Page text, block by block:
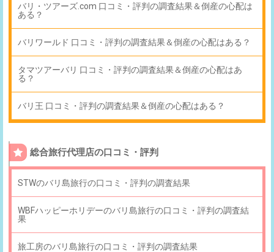
バリ・ツアーズ.com 口コミ・評判の調査結果＆倒産の心配は
ある？
バリワールド 口コミ・評判の調査結果＆倒産の心配はある？
タマツアーバリ 口コミ・評判の調査結果＆倒産の心配はあ
る？
バリ王 口コミ・評判の調査結果＆倒産の心配はある？
総合旅行代理店の口コミ・評判
STWのバリ島旅行の口コミ・評判の調査結果
WBFハッピーホリデーのバリ島旅行の口コミ・評判の調査結
果
旅工房のバリ島旅行の口コミ・評判の調査結果